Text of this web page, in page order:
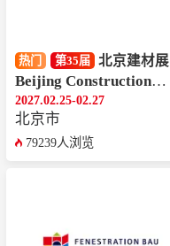
热门 第35届 北京建材展
Beijing Construction Expo
2027.02.25-02.27
北京市
79239人浏览